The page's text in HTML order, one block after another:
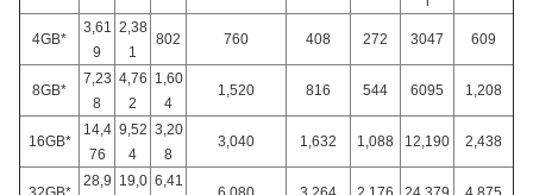
4GB*
3,61
9
2,38
1
802 760 408 272 3047 609
8GB*
7,23
8
4,76
2
1,60
4
1,520 816 544 6095 1,208
16GB*
14,4
76
9,52
4
3,20
8
3,040 1,632 1,088 12,190 2,438
28,9 19,0 6,41